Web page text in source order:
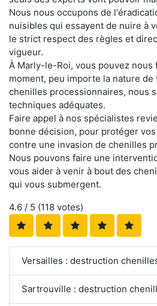
Nous nous occupons de
nuisibles qui essayent de nuire à
le strict respect des règles et
vigueur.
À Marly-le-Roi, vous pouvez nous
moment, peu importe la nature de
chenilles processionnaires, nous
techniques adéquates.
Faire appel à nos spécialistes
bonne décision, pour protéger
contre une invasion de chenilles
Nous pouvons faire une
vous aider à venir à bout des
qui vous submergent.
4.6 / 5 (118 votes)
Versailles : destruction
Sartrouville : destruction